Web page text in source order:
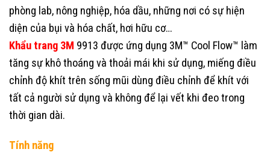
phòng lab, nông nghiệp, hóa dầu, những nơi có sự hiện
diện của bụi và hóa chất, hơi hữu cơ…
Khẩu trang 3M 9913 được ứng dụng 3M™ Cool Flow™ làm
tăng sự khô thoáng và thoải mái khi sử dụng, miếng điều
chỉnh độ khít trên sống mũi dùng điều chỉnh để khít với
tất cả người sử dụng và không để lại vết khi đeo trong
thời gian dài.
Tính năng